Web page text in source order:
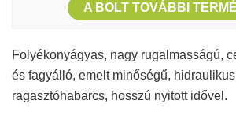
A BOLT TOVÁBBI
Folyékonyágyas, nagy rugalmasságú,
és fagyálló, emelt minőségű,
ragasztóhabarcs, hosszú nyitott idővel.